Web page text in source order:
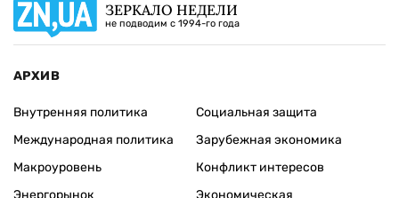
ЗЕРКАЛО НЕДЕЛИ
не подводим с 1994-го года
АРХИВ
Внутренняя политика
Международная политика
Макроуровень
Социальная защита
Зарубежная экономика
Конфликт интересов